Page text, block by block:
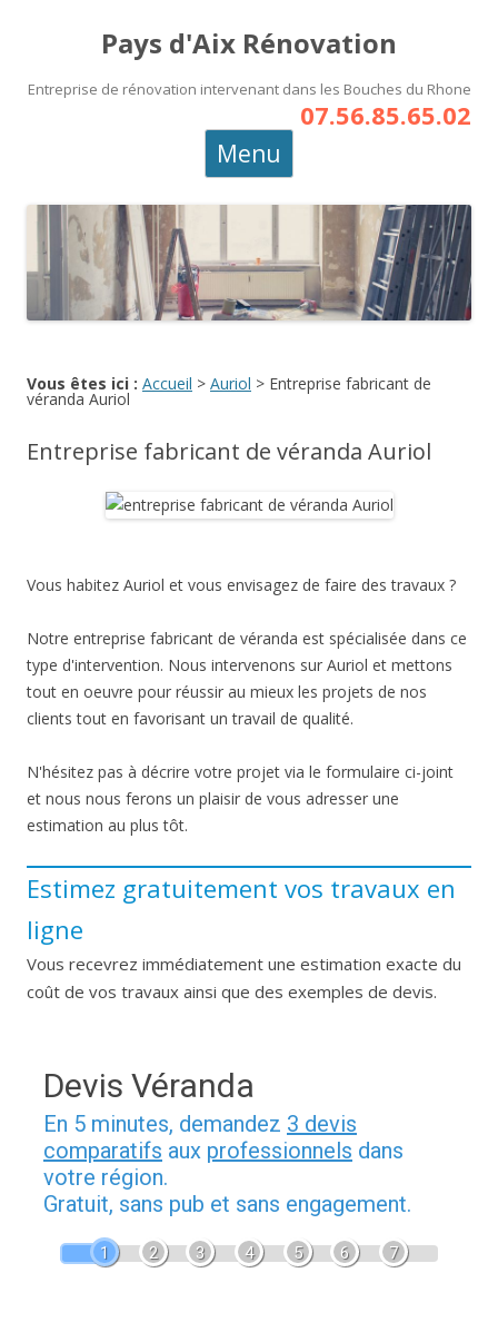
Pays d'Aix Rénovation
Entreprise de rénovation intervenant dans les Bouches du Rhone
07.56.85.65.02
Menu
Vous êtes ici : Accueil > Auriol > Entreprise fabricant de
véranda Auriol
Entreprise fabricant de véranda Auriol
Vous habitez Auriol et vous envisagez de faire des travaux ?
Notre entreprise fabricant de véranda est spécialisée dans ce
type d'intervention. Nous intervenons sur Auriol et mettons
tout en oeuvre pour réussir au mieux les projets de nos
clients tout en favorisant un travail de qualité.
N'hésitez pas à décrire votre projet via le formulaire ci-joint
et nous nous ferons un plaisir de vous adresser une
estimation au plus tôt.
Estimez gratuitement vos travaux en
ligne
Vous recevrez immédiatement une estimation exacte du
coût de vos travaux ainsi que des exemples de devis.
Devis Véranda
En 5 minutes, demandez 3 devis
comparatifs aux professionnels dans
votre région.
Gratuit, sans pub et sans engagement.
1 2 3 4 5 6 7